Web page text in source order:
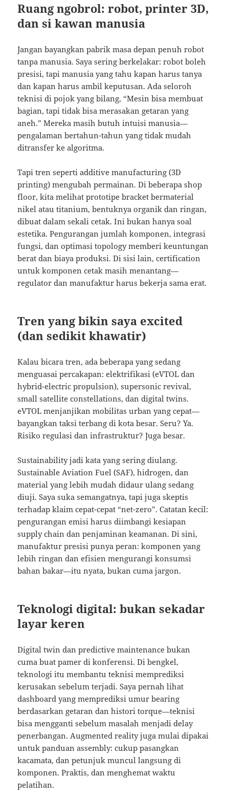
Ruang ngobrol: robot, printer 3D,
dan si kawan manusia
Jangan bayangkan pabrik masa depan penuh robot
tanpa manusia. Saya sering berkelakar: robot boleh
presisi, tapi manusia yang tahu kapan harus tanya
dan kapan harus ambil keputusan. Ada seloroh
teknisi di pojok yang bilang, “Mesin bisa membuat
bagian, tapi tidak bisa merasakan getaran yang
aneh.” Mereka masih butuh intuisi manusia—
pengalaman bertahun-tahun yang tidak mudah
ditransfer ke algoritma.
Tapi tren seperti additive manufacturing (3D
printing) mengubah permainan. Di beberapa shop
floor, kita melihat prototipe bracket bermaterial
nikel atau titanium, bentuknya organik dan ringan,
dibuat dalam sekali cetak. Ini bukan hanya soal
estetika. Pengurangan jumlah komponen, integrasi
fungsi, dan optimasi topology memberi keuntungan
berat dan biaya produksi. Di sisi lain, certification
untuk komponen cetak masih menantang—
regulator dan manufaktur harus bekerja sama erat.
Tren yang bikin saya excited
(dan sedikit khawatir)
Kalau bicara tren, ada beberapa yang sedang
menguasai percakapan: elektrifikasi (eVTOL dan
hybrid-electric propulsion), supersonic revival,
small satellite constellations, dan digital twins.
eVTOL menjanjikan mobilitas urban yang cepat—
bayangkan taksi terbang di kota besar. Seru? Ya.
Risiko regulasi dan infrastruktur? Juga besar.
Sustainability jadi kata yang sering diulang.
Sustainable Aviation Fuel (SAF), hidrogen, dan
material yang lebih mudah didaur ulang sedang
diuji. Saya suka semangatnya, tapi juga skeptis
terhadap klaim cepat-cepat “net-zero”. Catatan kecil:
pengurangan emisi harus diimbangi kesiapan
supply chain dan penjaminan keamanan. Di sini,
manufaktur presisi punya peran: komponen yang
lebih ringan dan efisien mengurangi konsumsi
bahan bakar—itu nyata, bukan cuma jargon.
Teknologi digital: bukan sekadar
layar keren
Digital twin dan predictive maintenance bukan
cuma buat pamer di konferensi. Di bengkel,
teknologi itu membantu teknisi memprediksi
kerusakan sebelum terjadi. Saya pernah lihat
dashboard yang memprediksi umur bearing
berdasarkan getaran dan histori torque—teknisi
bisa mengganti sebelum masalah menjadi delay
penerbangan. Augmented reality juga mulai dipakai
untuk panduan assembly: cukup pasangkan
kacamata, dan petunjuk muncul langsung di
komponen. Praktis, dan menghemat waktu
pelatihan.